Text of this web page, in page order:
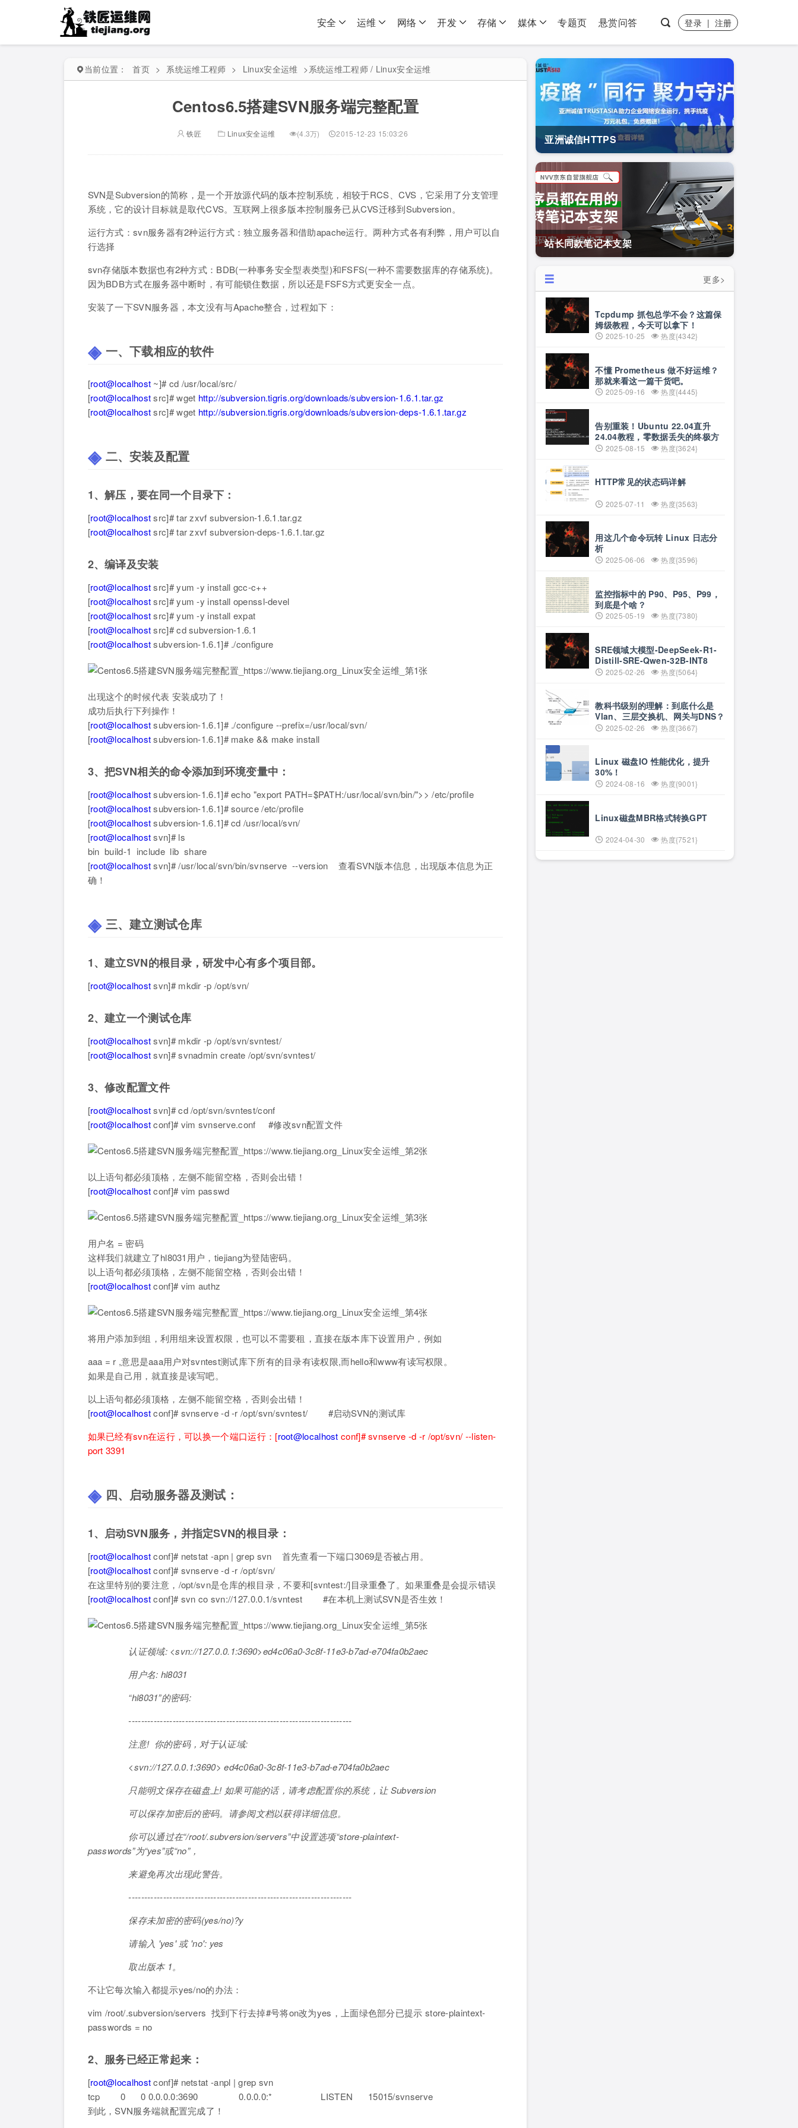
安全 运维 网络 开发 存储 媒体 专题页 悬赏问答 登录 | 注册
当前位置： 首页 > 系统运维工程师 > Linux安全运维 >系统运维工程师 / Linux安全运维
Centos6.5搭建SVN服务端完整配置
铁匠 Linux安全运维 (4.3万) 2015-12-23 15:03:26
SVN是Subversion的简称，是一个开放源代码的版本控制系统，相较于RCS、CVS，它采用了分支管理
系统，它的设计目标就是取代CVS。互联网上很多版本控制服务已从CVS迁移到Subversion。
运行方式：svn服务器有2种运行方式：独立服务器和借助apache运行。两种方式各有利弊，用户可以自
行选择
svn存储版本数据也有2种方式：BDB(一种事务安全型表类型)和FSFS(一种不需要数据库的存储系统)。
因为BDB方式在服务器中断时，有可能锁住数据，所以还是FSFS方式更安全一点。
安装了一下SVN服务器，本文没有与Apache整合，过程如下：
一、下载相应的软件
[root@localhost ~]# cd /usr/local/src/
[root@localhostsrc]# wget http://subversion.tigris.org/downloads/subversion-1.6.1.tar.gz
[root@localhostsrc]# wget http://subversion.tigris.org/downloads/subversion-deps-1.6.1.tar.gz
二、安装及配置
1、解压，要在同一个目录下：
[root@localhostsrc]# tar zxvf subversion-1.6.1.tar.gz
[root@localhostsrc]# tar zxvf subversion-deps-1.6.1.tar.gz
2、编译及安装
[root@localhostsrc]# yum -y install gcc-c++
[root@localhostsrc]# yum -y install openssl-devel
[root@localhostsrc]# yum -y install expat
[root@localhostsrc]# cd subversion-1.6.1
[root@localhostsubversion-1.6.1]# ./configure
出现这个的时候代表 安装成功了！
成功后执行下列操作！
[root@localhostsubversion-1.6.1]# ./configure --prefix=/usr/local/svn/
[root@localhostsubversion-1.6.1]# make && make install
3、把SVN相关的命令添加到环境变量中：
[root@localhostsubversion-1.6.1]# echo "export PATH=$PATH:/usr/local/svn/bin/">> /etc/profile
[root@localhostsubversion-1.6.1]# source /etc/profile
[root@localhostsubversion-1.6.1]# cd /usr/local/svn/
[root@localhostsvn]# ls
bin build-1 include lib share
[root@localhostsvn]# /usr/local/svn/bin/svnserve --version 查看SVN版本信息，出现版本信息为正
确！
三、建立测试仓库
1、建立SVN的根目录，研发中心有多个项目部。
[root@localhostsvn]# mkdir -p /opt/svn/
2、建立一个测试仓库
[root@localhostsvn]# mkdir -p /opt/svn/svntest/
[root@localhostsvn]# svnadmin create /opt/svn/svntest/
3、修改配置文件
[root@localhostsvn]# cd /opt/svn/svntest/conf
[root@localhostconf]# vim svnserve.conf #修改svn配置文件
以上语句都必须顶格，左侧不能留空格，否则会出错！
[root@localhostconf]# vim passwd
用户名 = 密码
这样我们就建立了hl8031用户，tiejiang为登陆密码。
以上语句都必须顶格，左侧不能留空格，否则会出错！
[root@localhostconf]# vim authz
将用户添加到组，利用组来设置权限，也可以不需要租，直接在版本库下设置用户，例如
aaa = r ,意思是aaa用户对svntest测试库下所有的目录有读权限,而hello和www有读写权限。
如果是自己用，就直接是读写吧。
以上语句都必须顶格，左侧不能留空格，否则会出错！
[root@localhostconf]# svnserve -d -r /opt/svn/svntest/ #启动SVN的测试库
如果已经有svn在运行，可以换一个端口运行：[root@localhost conf]# svnserve -d -r /opt/svn/ --listen-
port 3391
四、启动服务器及测试：
1、启动SVN服务，并指定SVN的根目录：
[root@localhostconf]# netstat -apn | grep svn 首先查看一下端口3069是否被占用。
[root@localhostconf]# svnserve -d -r /opt/svn/
在这里特别的要注意，/opt/svn是仓库的根目录，不要和[svntest:/]目录重叠了。如果重叠是会提示错误
[root@localhostconf]# svn co svn://127.0.0.1/svntest #在本机上测试SVN是否生效！
认证领域: <svn://127.0.0.1:3690>ed4c06a0-3c8f-11e3-b7ad-e704fa0b2aec
用户名: hl8031
“hl8031”的密码:
-----------------------------------------------------------------------
注意! 你的密码，对于认证域:
<svn://127.0.0.1:3690> ed4c06a0-3c8f-11e3-b7ad-e704fa0b2aec
只能明文保存在磁盘上! 如果可能的话，请考虑配置你的系统，让 Subversion
可以保存加密后的密码。请参阅文档以获得详细信息。
你可以通过在“/root/.subversion/servers”中设置选项“store-plaintext-
passwords”为“yes”或“no”，
来避免再次出现此警告。
-----------------------------------------------------------------------
保存未加密的密码(yes/no)?y
请输入 'yes' 或 'no': yes
取出版本 1。
不让它每次输入都提示yes/no的办法：
vim /root/.subversion/servers 找到下行去掉#号将on改为yes，上面绿色部分已提示 store-plaintext-
passwords = no
2、服务已经正常起来：
[root@localhostconf]# netstat -anpl | grep svn
tcp 0 0 0.0.0.0:3690 0.0.0.0:* LISTEN 15015/svnserve
到此，SVN服务端就配置完成了！
亚洲诚信HTTPS
站长同款笔记本支架
更多>
Tcpdump 抓包总学不会？这篇保
姆级教程，今天可以拿下！
2025-10-25 热度{4342}
不懂 Prometheus 做不好运维？
那就来看这一篇干货吧。
2025-09-16 热度{4445}
告别重装！Ubuntu 22.04直升
24.04教程，零数据丢失的终极方
案 2025-08-15 热度{3624}
HTTP常见的状态码详解
2025-07-11 热度{3563}
用这几个命令玩转 Linux 日志分
析
2025-06-06 热度{3596}
监控指标中的 P90、P95、P99，
到底是个啥？
2025-05-19 热度{7380}
SRE领域大模型-DeepSeek-R1-
Distill-SRE-Qwen-32B-INT8
2025-02-26 热度{5064}
教科书级别的理解：到底什么是
Vlan、三层交换机、网关与DNS？
2025-02-26 热度{3667}
Linux 磁盘IO 性能优化，提升
30%！
2024-08-16 热度{9001}
Linux磁盘MBR格式转换GPT
2024-04-30 热度{7521}